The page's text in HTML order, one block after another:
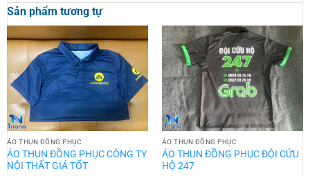
Sản phẩm tương tự
ÁO THUN ĐỒNG PHỤC
ÁO THUN ĐỒNG PHỤC CÔNG TY
NỘI THẤT GIÁ TỐT
ÁO THUN ĐỒNG PHỤC
ÁO THUN ĐỒNG PHỤC ĐỘI CỨU
HỘ 247